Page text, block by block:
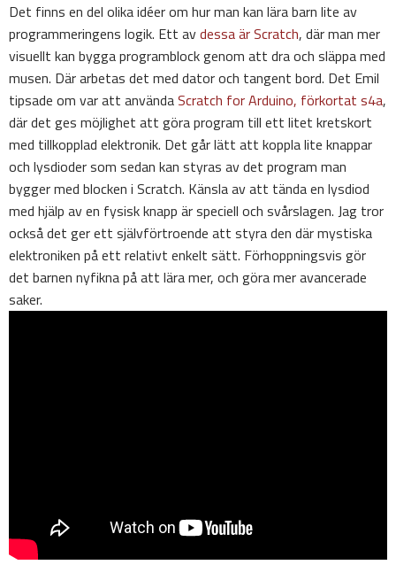
Det finns en del olika idéer om hur man kan lära barn lite av
programmeringens logik. Ett avdessa är Scratch, där man mer
visuellt kan bygga programblock genom att dra och släppa med
musen. Där arbetas det med dator och tangent bord. Det Emil
tipsade om var att användaScratch for Arduino, förkortat s4a,
där det ges möjlighet att göra program till ett litet kretskort
med tillkopplad elektronik. Det går lätt att koppla lite knappar
och lysdioder som sedan kan styras av det program man
bygger med blocken i Scratch. Känsla av att tända en lysdiod
med hjälp av en fysisk knapp är speciell och svårslagen. Jag tror
också det ger ett självförtroende att styra den där mystiska
elektroniken på ett relativt enkelt sätt. Förhoppningsvis gör
det barnen nyfikna på att lära mer, och göra mer avancerade
saker.